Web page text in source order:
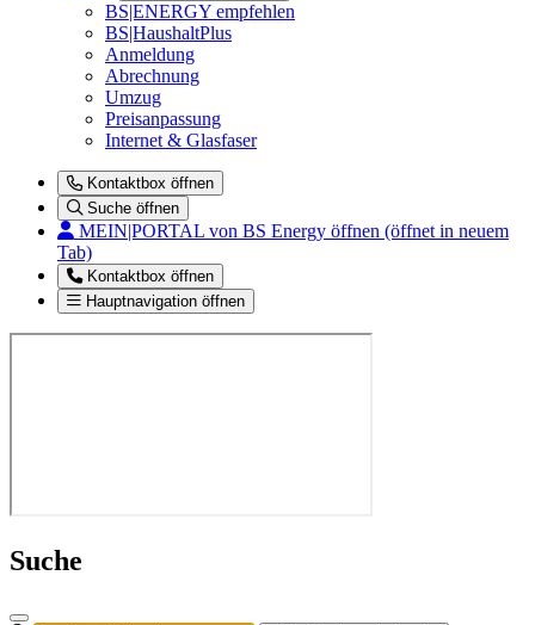
BS|ENERGY empfehlen
BS|HaushaltPlus
Anmeldung
Abrechnung
Umzug
Preisanpassung
Internet & Glasfaser
Kontaktbox öffnen
Suche öffnen
MEIN|PORTAL von BS Energy öffnen (öffnet in neuem
Tab)
Kontaktbox öffnen
Hauptnavigation öffnen
Suche